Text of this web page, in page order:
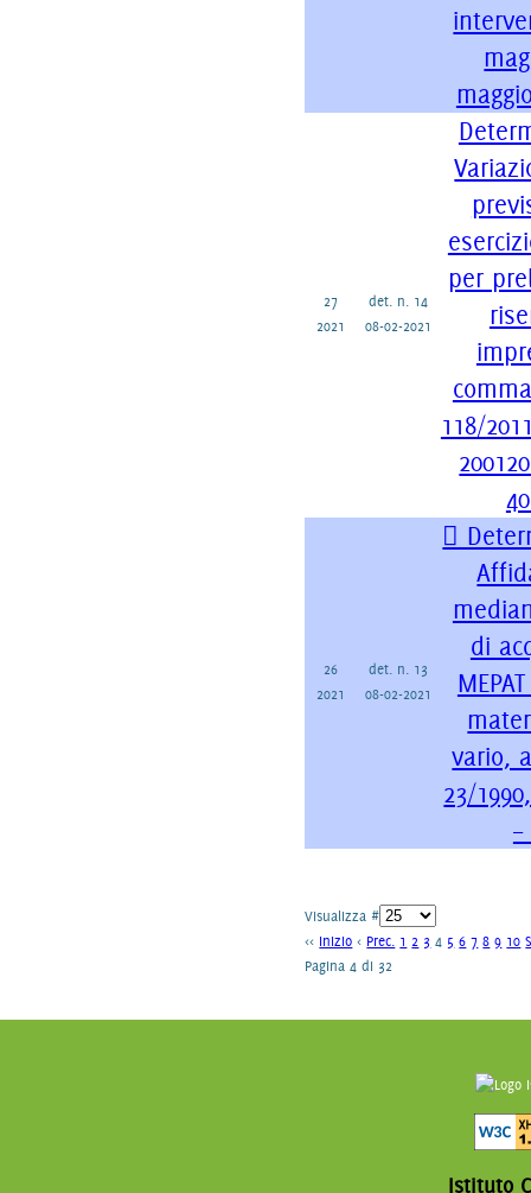
27
2021
det. n. 14
08-02-2021
per
118/
26
2021
det. n. 13
08-02-2021

di
vario,
23/
–
Visualizza #
<< Inizio < Prec. 1 2 3 4 5 6 7 8 9 10
Pagina 4 di 32
Istituto